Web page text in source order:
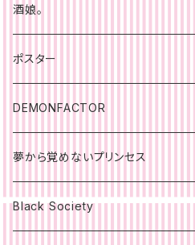
酒娘。
ポスター
DEMONFACTOR
ポスター
夢から覚めないプリンセス
Black Society